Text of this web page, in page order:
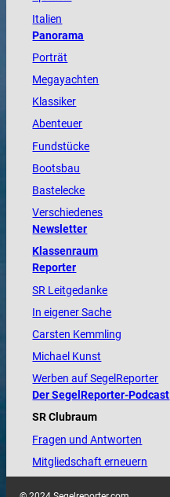
Italien
Panorama
Porträt
Megayachten
Klassiker
Abenteuer
Fundstücke
Bootsbau
Bastelecke
Verschiedenes
Newsletter
Klassenraum
Reporter
SR Leitgedanke
In eigener Sache
Carsten Kemmling
Michael Kunst
Werben auf SegelReporter
Der SegelReporter-Podcast
SR Clubraum
Fragen und Antworten
Mitgliedschaft erneuern